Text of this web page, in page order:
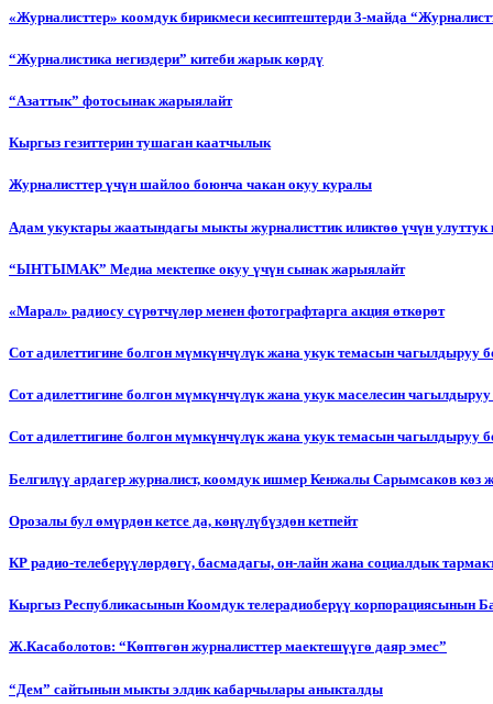
«Журналисттер» коомдук бирикмеси кесиптештерди 3-майда
“Журналистика негиздери” китеби жарык көрдү
“Азаттык” фотосынак жарыялайт
Кыргыз гезиттерин тушаган каатчылык
Журналисттер үчүн шайлоо боюнча чакан окуу куралы
Адам укуктары жаатындагы мыкты журналисттик иликтөө үчүн улуттук
“ЫНТЫМАК” Медиа мектепке окуу үчүн сынак жарыялайт
«Марал» радиосу сүрөтчүлөр менен фотографтарга акция өткөрөт
Сот адилеттигине болгон мүмкүнчүлүк жана укук темасын чагылдыруу
Сот адилеттигине болгон мүмкүнчүлүк жана укук маселесин
Сот адилеттигине болгон мүмкүнчүлүк жана укук темасын
Белгилүү ардагер журналист, коомдук ишмер Кенжалы Сарымсаков көз
Орозалы бул өмүрдөн кетсе да, көңүлүбүздөн кетпейт
КР радио-телеберүүлөрдөгү, басмадагы, он-лайн жана социалдык
Кыргыз Республикасынын Коомдук телерадиоберүү корпорациясынын
Ж.Касаболотов: “Көптөгөн журналисттер маектешүүгө даяр эмес”
“Дем” сайтынын мыкты элдик кабарчылары аныкталды